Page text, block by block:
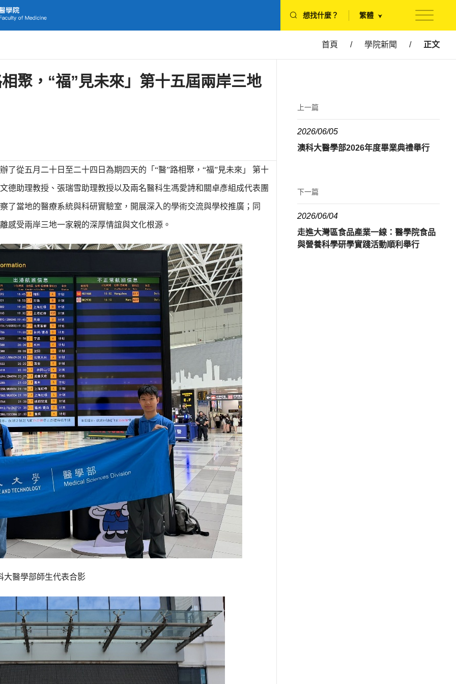
想找什麼？ 繁體
首頁 / 學院新聞 / 正文
聚，“福”見未來」第十五屆兩岸三地
從五月二十日至二十四日為期四天的「“醫”路相聚，“福”見未來」 第十
德助理教授、張瑞雪助理教授以及兩名醫科生馮愛詩和關卓彥組成代表團
了當地的醫療系統與科研實驗室，開展深入的學術交流與學校推廣；同
感受兩岸三地一家親的深厚情誼與文化根源。
醫學部師生代表合影
上一篇
2026/06/05
澳科大醫學部2026年度畢業典禮舉行
下一篇
2026/06/04
走進大灣區食品產業一線：醫學院食品
與營養科學研學實踐活動順利舉行